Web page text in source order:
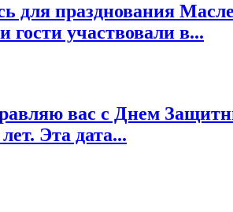
для празднования
гости участвовали в...
вас с Днем
Эта дата...